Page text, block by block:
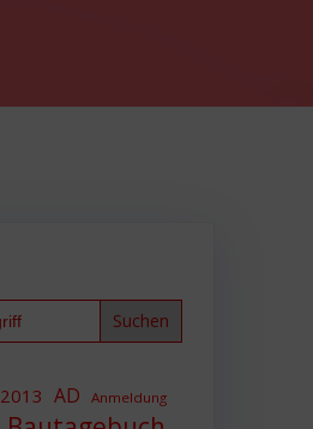
2013 AD Anmeldung